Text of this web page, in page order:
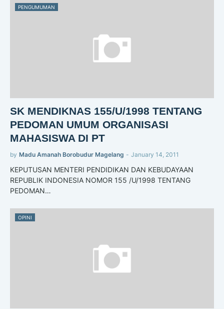
PENGUMUMAN
SK MENDIKNAS 155/U/1998 TENTANG
PEDOMAN UMUM ORGANISASI
MAHASISWA DI PT
by Madu Amanah Borobudur Magelang - January 14, 2011
KEPUTUSAN MENTERI PENDIDIKAN DAN KEBUDAYAAN
REPUBLIK INDONESIA NOMOR 155 /U/1998 TENTANG
PEDOMAN…
OPINI